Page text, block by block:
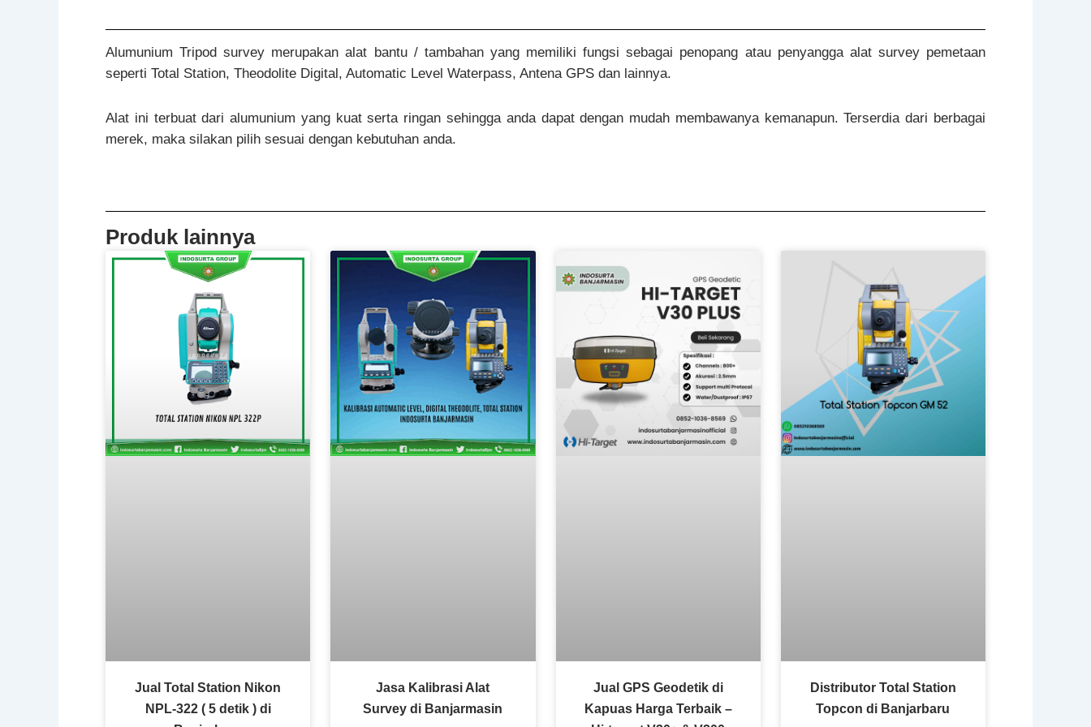
Alumunium Tripod survey merupakan alat bantu / tambahan yang memiliki fungsi sebagai penopang atau penyangga alat survey pemetaan
seperti Total Station, Theodolite Digital, Automatic Level Waterpass, Antena GPS dan lainnya.
Alat ini terbuat dari alumunium yang kuat serta ringan sehingga anda dapat dengan mudah membawanya kemanapun. Terserdia dari berbagai
merek, maka silakan pilih sesuai dengan kebutuhan anda.
Produk lainnya
Jual Total Station Nikon
NPL-322 ( 5 detik ) di
Jasa Kalibrasi Alat
Survey di Banjarmasin
Jual GPS Geodetik di
Kapuas Harga Terbaik –
Distributor Total Station
Topcon di Banjarbaru